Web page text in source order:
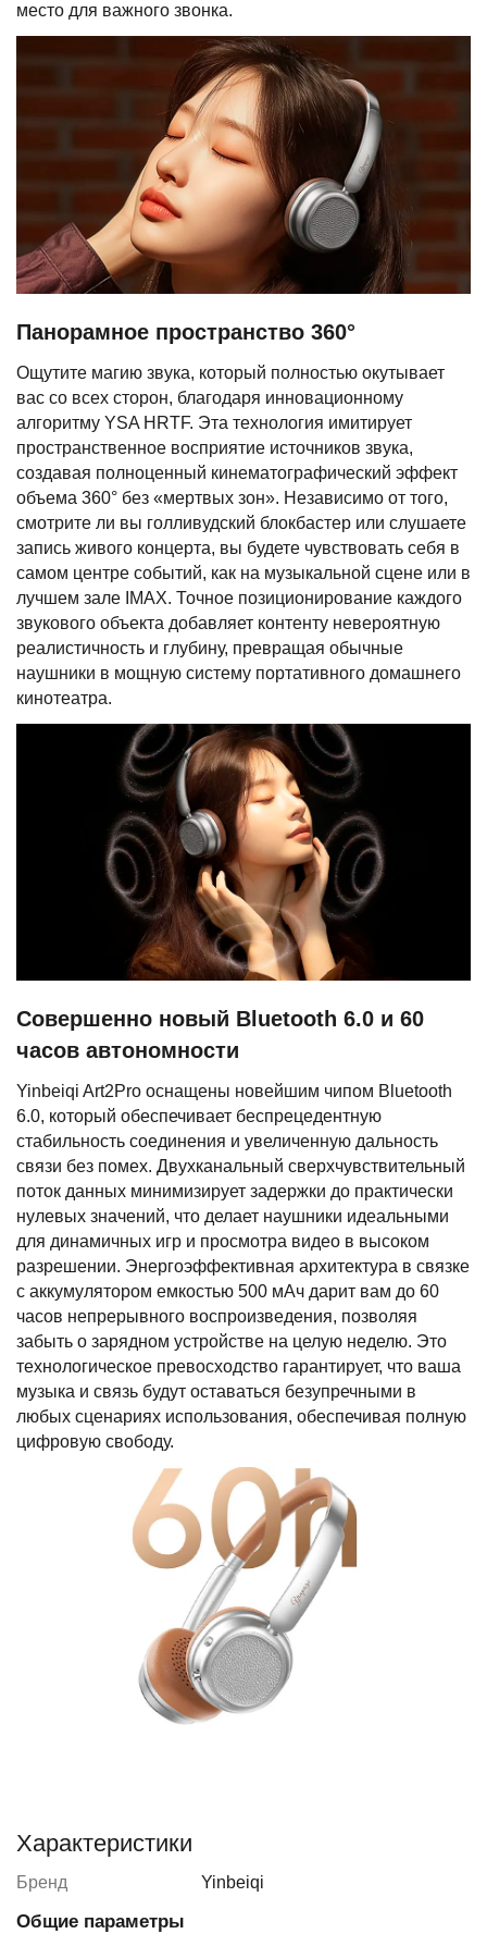
место для важного звонка.
Панорамное пространство 360°
Ощутите магию звука, который полностью окутывает
вас со всех сторон, благодаря инновационному
алгоритму YSA HRTF. Эта технология имитирует
пространственное восприятие источников звука,
создавая полноценный кинематографический эффект
объема 360° без «мертвых зон». Независимо от того,
смотрите ли вы голливудский блокбастер или слушаете
запись живого концерта, вы будете чувствовать себя в
самом центре событий, как на музыкальной сцене или в
лучшем зале IMAX. Точное позиционирование каждого
звукового объекта добавляет контенту невероятную
реалистичность и глубину, превращая обычные
наушники в мощную систему портативного домашнего
кинотеатра.
Совершенно новый Bluetooth 6.0 и 60
часов автономности
Yinbeiqi Art2Pro оснащены новейшим чипом Bluetooth
6.0, который обеспечивает беспрецедентную
стабильность соединения и увеличенную дальность
связи без помех. Двухканальный сверхчувствительный
поток данных минимизирует задержки до практически
нулевых значений, что делает наушники идеальными
для динамичных игр и просмотра видео в высоком
разрешении. Энергоэффективная архитектура в связке
с аккумулятором емкостью 500 мАч дарит вам до 60
часов непрерывного воспроизведения, позволяя
забыть о зарядном устройстве на целую неделю. Это
технологическое превосходство гарантирует, что ваша
музыка и связь будут оставаться безупречными в
любых сценариях использования, обеспечивая полную
цифровую свободу.
Характеристики
Бренд Yinbeiqi
Общие параметры